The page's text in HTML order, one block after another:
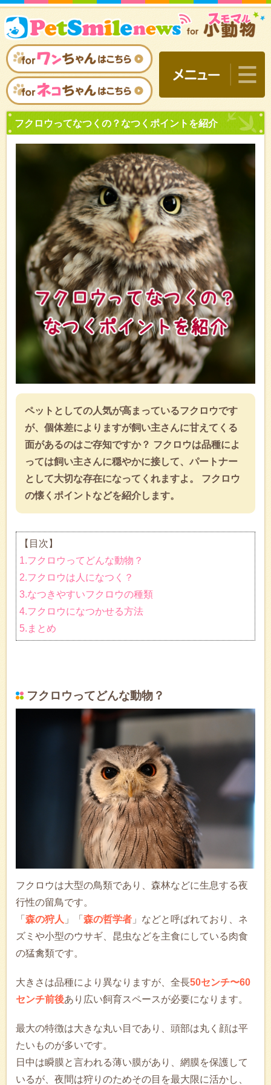
フクロウってなつくの？な
ペットとしての人気が高まっているフクロウです
が、個体差によりますが飼い主さんに甘えてくる
面があるのはご存知ですか？ フクロウは品種によ
っては飼い主さんに穏やかに接して、パートナー
として大切な存在になってくれますよ。 フクロウ
の懐くポイントなどを紹介します。
【目次】
1.フクロウってどんな動物？
2.フクロウは人になつく？
3.なつきやすいフクロウの種類
4.フクロウになつかせる方法
5.まとめ
フクロウってどんな動物？
フクロウは大型の鳥類であり、森林などに生息する夜
行性の留鳥です。
「 森の狩人 」「 森の哲学者 」などと呼ばれており、ネ
ズミや小型のウサギ、昆虫などを主食にしている肉食
の猛禽類です。
大きさは品種により異なりますが、全長50センチ〜60
センチ前後あり広い飼育スペースが必要になります。
最大の特徴は大きな丸い目であり、頭部は丸く顔は平
たいものが多いです。
日中は瞬膜と言われる薄い膜があり、網膜を保護して
いるが、夜間は狩りのためその目を最大限に活かし、